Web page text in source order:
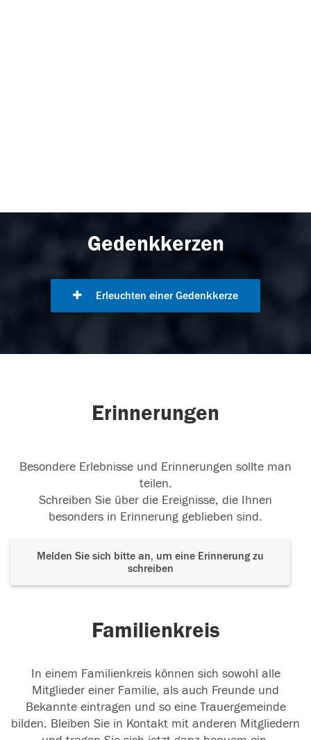
Gedenkkerzen
Erleuchten einer Gedenkkerze
Erinnerungen
Besondere Erlebnisse und Erinnerungen sollte man
teilen.
Schreiben Sie über die Ereignisse, die Ihnen
besonders in Erinnerung geblieben sind.
Melden Sie sich bitte an, um eine Erinnerung zu
schreiben
Familienkreis
In einem Familienkreis können sich sowohl alle
Mitglieder einer Familie, als auch Freunde und
Bekannte eintragen und so eine Trauergemeinde
bilden. Bleiben Sie in Kontakt mit anderen Mitgliedern